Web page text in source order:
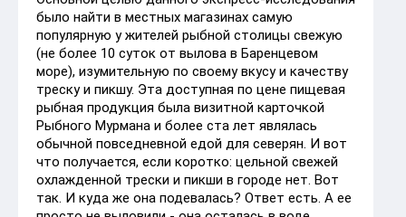
было найти в местных магазинах самую
популярную у жителей рыбной столицы свежую
(не более 10 суток от вылова в Баренцевом
море), изумительную по своему вкусу и качеству
треску и пикшу. Эта доступная по цене пищевая
рыбная продукция была визитной карточкой
Рыбного Мурмана и более ста лет являлась
обычной повседневной едой для северян. И вот
что получается, если коротко: цельной свежей
охлажденной трески и пикши в городе нет. Вот
так. И куда же она подевалась? Ответ есть. А ее